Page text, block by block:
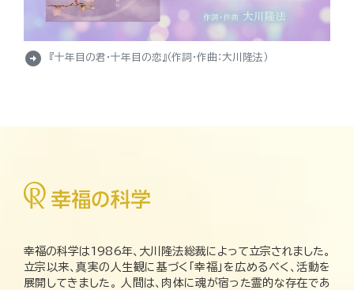
arrow_circle_right 『十年目の君・十年目の恋』（作詞・作曲：大川隆法）
幸福の科学は1986年、大川隆法総裁によって立宗されました。
立宗以来、真実の人生観に基づく「幸福」を広めるべく、活動を
展開してきました。 人間は、肉体に魂が宿った霊的な存在であ